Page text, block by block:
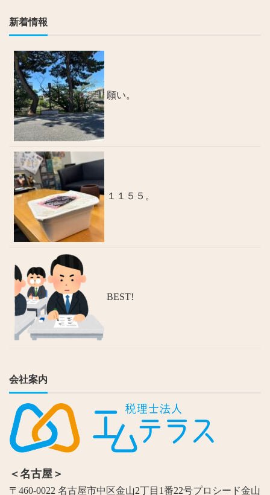
新着情報
願い。
１１５５。
BEST!
会社案内
＜名古屋＞
〒460-0022 名古屋市中区金山2丁目1番22号プロシード金山